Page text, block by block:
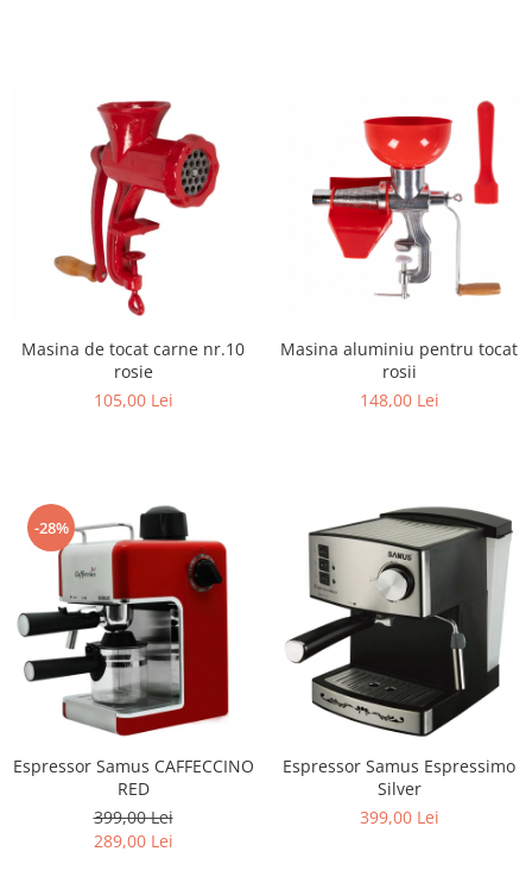
Masina de tocat carne nr.10
rosie
105,00 Lei
Masina aluminiu pentru tocat
rosii
148,00 Lei
-28%
Espressor Samus CAFFECCINO
RED
399,00 Lei
289,00 Lei
Espressor Samus Espressimo
Silver
399,00 Lei